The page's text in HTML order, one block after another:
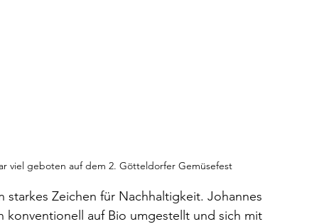
viel geboten auf dem 2. Götteldorfer Gemüsefest
starkes Zeichen für Nachhaltigkeit. Johannes
konventionell auf Bio umgestellt und sich mit